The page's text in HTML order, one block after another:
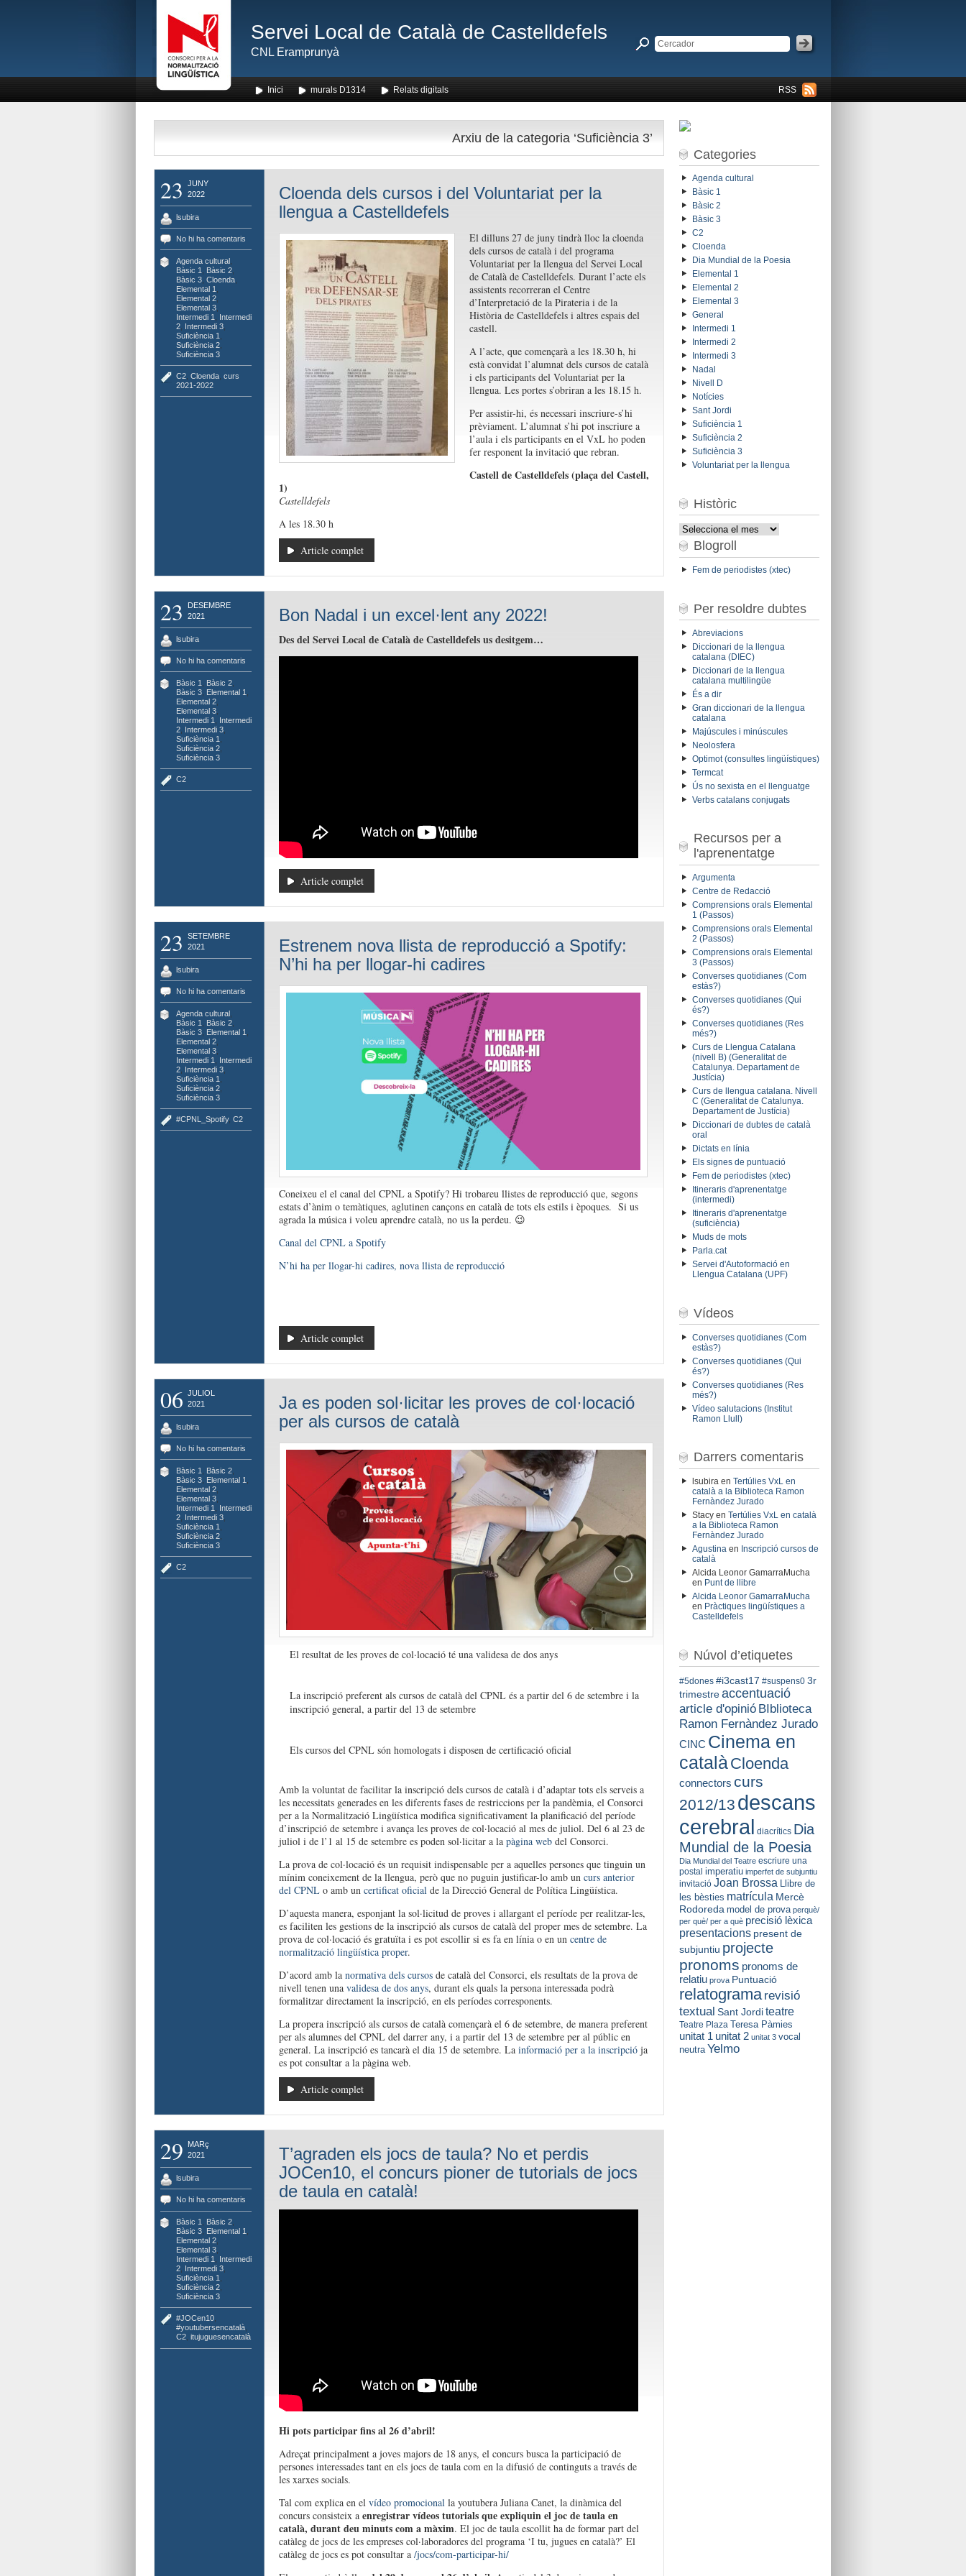
Servei Local de Català de Castelldefels
CNL Eramprunyà
RSS
Inici murals D1314 Relats digitals
Arxiu de la categoria ‘Suficiència 3’
23
JUNY
2022
lsubira
No hi ha comentaris
Agenda cultural,
Bàsic 1
Bàsic 2,
Bàsic 3, Cloenda,
Elemental 1
Elemental 2,
Elemental 3,
Intermedi 1
Intermedi
2, Intermedi 3,
Suficiència 1
Suficiència 2,
Suficiència 3
C2, Cloenda, curs
2021-2022
Cloenda dels cursos i del Voluntariat per la
llengua a Castelldefels
El dilluns 27 de juny tindrà lloc la cloenda
dels cursos de català i del programa
Voluntariat per la llengua del Servei Local
de Català de Castelldefels. Durant l’acte els
assistents recorreran el Centre
d’Interpretació de la Pirateria i de la
Història de Castelldefels i altres espais del
castell.
A l’acte, que començarà a les 18.30 h, hi
està convidat l’alumnat dels cursos de català
i els participants del Voluntariat per la
llengua. Les portes s’obriran a les 18.15 h.
Per assistir-hi, és necessari inscriure-s’hi
prèviament. L’alumnat s’hi pot inscriure a
l’aula i els participants en el VxL ho poden
fer responent la invitació que rebran.
Castell de Castelldefels (plaça del Castell,
1)
Castelldefels
A les 18.30 h
Article complet
23
DESEMBRE
2021
lsubira
No hi ha comentaris
Bàsic 1 Bàsic 2,
Bàsic 3, Elemental 1
Elemental 2,
Elemental 3,
Intermedi 1
Intermedi
2, Intermedi 3,
Suficiència 1
Suficiència 2,
Suficiència 3
C2
Bon Nadal i un excel·lent any 2022!
Des del Servei Local de Català de Castelldefels us desitgem…
Article complet
23
SETEMBRE
2021
lsubira
No hi ha comentaris
Agenda cultural,
Bàsic 1
Bàsic 2,
Bàsic 3, Elemental 1
Elemental 2,
Elemental 3,
Intermedi 1
Intermedi
2, Intermedi 3,
Suficiència 1
Suficiència 2,
Suficiència 3
#CPNL_Spotify, C2
Estrenem nova llista de reproducció a Spotify:
N’hi ha per llogar-hi cadires
Coneixeu el el canal del CPNL a Spotify? Hi trobareullistes de reproducció que, segons
estats d’ànim o temàtiques, aglutinen cançons en català de tots els estils i èpoques. Si us
agrada la música i voleu aprendre català, no us la perdeu. 😉
Canal del CPNL a Spotify
N’hi ha per llogar-hi cadires, nova llista de reproducció
Article complet
06 JULIOL
2021
lsubira
No hi ha comentaris
Bàsic 1 Bàsic 2,
Bàsic 3, Elemental 1
Elemental 2,
Elemental 3,
Intermedi 1
Intermedi
2, Intermedi 3,
Suficiència 1
Suficiència 2,
Suficiència 3
C2
Ja es poden sol·licitar les proves de col·locació
per als cursos de català
El resultat de les proves de col·locació té una validesa de dos anys
La inscripció preferent als cursos de català del CPNL és a partir del 6 de setembre i la
inscripció general, a partir del 13 de setembre
Els cursos del CPNL són homologats i disposen de certificació oficial
Amb la voluntat de facilitar la inscripció dels cursos de català i d’adaptar tots els serveis a
les necessitats generades en les diferents fases de restriccions per la pandèmia, el Consorci
per a la Normalització Lingüística modifica significativament la planificació del període
d’inscripció de setembre i avança les proves de col·locació al mes de juliol. Del 6 al 23 de
juliol i de l’1 al 15 de setembre es poden sol·licitar a la pàgina webdel Consorci.
La prova de col·locació és un requisit indispensable per a aquelles persones que tinguin un
mínim coneixement de la llengua, però que no puguin justificar-lo amb un curs anterior
del CPNLo amb un certificat oficialde la Direcció General de Política Lingüística.
D’aquesta manera, esponjant la sol·licitud de proves i allargant el període per realitzar-les,
es faciliten les gestions de la inscripció als cursos de català del proper mes de setembre. La
prova de col·locació és gratuïta i es pot escollir si es fa en línia o en un centre de
normalització lingüística proper.
D’acord amb la normativa dels cursosde català del Consorci, els resultats de la prova de
nivell tenen una validesa de dos anys, durant els quals la persona interessada podrà
formalitzar directament la inscripció, en els períodes corresponents.
La propera inscripció als cursos de català començarà el 6 de setembre, de manera preferent
per als alumnes del CPNL del darrer any, i a partir del 13 de setembre per al públic en
general. La inscripció es tancarà el dia 15 de setembre. La informació per a la inscripciója
es pot consultar a la pàgina web.
Article complet
29
MARç
2021
lsubira
No hi ha comentaris
Bàsic 1 Bàsic 2,
Bàsic 3, Elemental 1
Elemental 2,
Elemental 3,
Intermedi 1
Intermedi
2, Intermedi 3,
Suficiència 1
Suficiència 2,
Suficiència 3
#JOCen10,
#youtubersencatalà,
C2, itujuguesencatalà
T’agraden els jocs de taula? No et perdis
JOCen10, el concurs pioner de tutorials de jocs
de taula en català!
Hi pots participar fins al 26 d’abril!
Adreçat principalment a joves majors de 18 anys, el concurs busca la participació de
persones interessades tant en els jocs de taula com en la difusió de continguts a través de
les xarxes socials.
Tal com explica en el vídeo promocionalla youtubera Juliana Canet, la dinàmica del
concurs consisteix a enregistrar vídeos tutorials que expliquin el joc de taula en
català, durant deu minuts com a màxim. El joc de taula escollit ha de formar part del
catàleg de jocs de les empreses col·laboradores del programa ‘I tu, jugues en català?’ El
catàleg de jocs es pot consultar a /jocs/com-participar-hi/
Categories
Agenda cultural
Bàsic 1
Bàsic 2
Bàsic 3
C2
Cloenda
Dia Mundial de la Poesia
Elemental 1
Elemental 2
Elemental 3
General
Intermedi 1
Intermedi 2
Intermedi 3
Nadal
Nivell D
Notícies
Sant Jordi
Suficiència 1
Suficiència 2
Suficiència 3
Voluntariat per la llengua
Històric
Històric
Blogroll
Fem de periodistes (xtec)
Per resoldre dubtes
Abreviacions
Diccionari de la llengua
catalana (DIEC)
Diccionari de la llengua
catalana multilingüe
És a dir
Gran diccionari de la llengua
catalana
Majúscules i minúscules
Neolosfera
Optimot (consultes lingüístiques)
Termcat
Ús no sexista en el llenguatge
Verbs catalans conjugats
Recursos per a
l'aprenentatge
Argumenta
Centre de Redacció
Comprensions orals Elemental
1 (Passos)
Comprensions orals Elemental
2 (Passos)
Comprensions orals Elemental
3 (Passos)
Converses quotidianes (Com
estàs?)
Converses quotidianes (Qui
és?)
Converses quotidianes (Res
més?)
Curs de Llengua Catalana
(nivell B) (Generalitat de
Catalunya. Departament de
Justícia)
Curs de llengua catalana. Nivell
C (Generalitat de Catalunya.
Departament de Justícia)
Diccionari de dubtes de català
oral
Dictats en línia
Els signes de puntuació
Fem de periodistes (xtec)
Itineraris d'aprenentatge
(intermedi)
Itineraris d'aprenentatge
(suficiència)
Muds de mots
Parla.cat
Servei d'Autoformació en
Llengua Catalana (UPF)
Vídeos
Converses quotidianes (Com
estàs?)
Converses quotidianes (Qui
és?)
Converses quotidianes (Res
més?)
Vídeo salutacions (Institut
Ramon Llull)
Darrers comentaris
lsubiraen Tertúlies VxL en
català a la Biblioteca Ramon
Fernàndez Jurado
Stacyen Tertúlies VxL en català
a la Biblioteca Ramon
Fernàndez Jurado
Agustinaen Inscripció cursos de
català
Alcida Leonor GamarraMucha
en Punt de llibre
Alcida Leonor GamarraMucha
en Pràctiques lingüístiques a
Castelldefels
Núvol d’etiquetes
#5dones #i3cast17 #suspens0 3r
trimestre accentuació
article d'opinió BIblioteca
Ramon Fernàndez Jurado
CINC Cinema en
catalàCloenda
connectors curs
2012/13 descans
cerebral diacrítics Dia
Mundial de la Poesia
Dia Mundial del Teatre escriure una
postal imperatiu imperfet de subjuntiu
invitació Joan Brossa
Llibre de
les bèsties matrícula Mercè
Rodoreda model de prova perquè/
per què/ per a què precisió lèxica
presentacions present de
subjuntiu projecte
pronoms pronoms de
relatiu prova Puntuació
relatograma revisió
textual Sant Jordi teatre
Teatre Plaza Teresa Pàmies
unitat 1 unitat 2 unitat 3 vocal
neutra Yelmo